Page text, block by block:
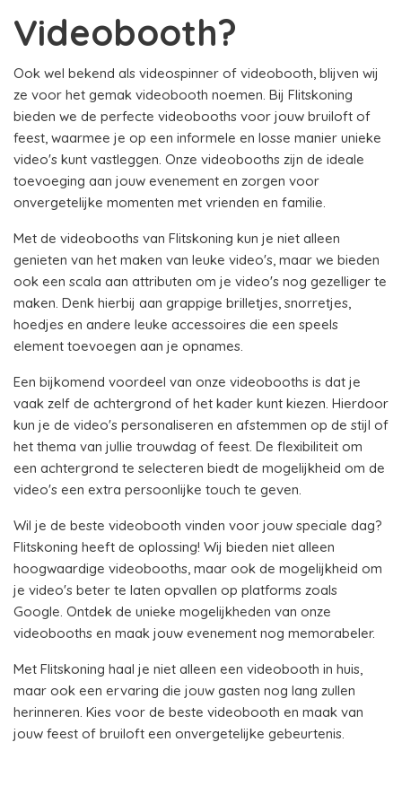
Videobooth?
Ook wel bekend als videospinner of videobooth, blijven wij
ze voor het gemak videobooth noemen. Bij Flitskoning
bieden we de perfecte videobooths voor jouw bruiloft of
feest, waarmee je op een informele en losse manier unieke
video's kunt vastleggen. Onze videobooths zijn de ideale
toevoeging aan jouw evenement en zorgen voor
onvergetelijke momenten met vrienden en familie.
Met de videobooths van Flitskoning kun je niet alleen
genieten van het maken van leuke video's, maar we bieden
ook een scala aan attributen om je video's nog gezelliger te
maken. Denk hierbij aan grappige brilletjes, snorretjes,
hoedjes en andere leuke accessoires die een speels
element toevoegen aan je opnames.
Een bijkomend voordeel van onze videobooths is dat je
vaak zelf de achtergrond of het kader kunt kiezen. Hierdoor
kun je de video's personaliseren en afstemmen op de stijl of
het thema van jullie trouwdag of feest. De flexibiliteit om
een achtergrond te selecteren biedt de mogelijkheid om de
video's een extra persoonlijke touch te geven.
Wil je de beste videobooth vinden voor jouw speciale dag?
Flitskoning heeft de oplossing! Wij bieden niet alleen
hoogwaardige videobooths, maar ook de mogelijkheid om
je video's beter te laten opvallen op platforms zoals
Google. Ontdek de unieke mogelijkheden van onze
videobooths en maak jouw evenement nog memorabeler.
Met Flitskoning haal je niet alleen een videobooth in huis,
maar ook een ervaring die jouw gasten nog lang zullen
herinneren. Kies voor de beste videobooth en maak van
jouw feest of bruiloft een onvergetelijke gebeurtenis.